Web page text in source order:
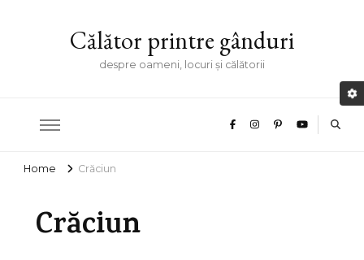
Călător printre gânduri
despre oameni, locuri și călătorii
Home Crăciun
Crăciun